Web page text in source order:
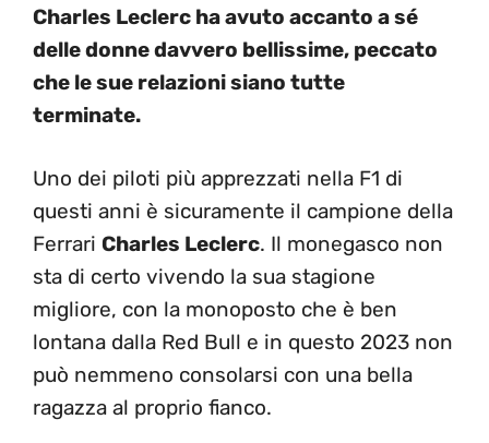
Charles Leclerc ha avuto accanto a sé
delle donne davvero bellissime, peccato
che le sue relazioni siano tutte
terminate.
Uno dei piloti più apprezzati nella F1 di
questi anni è sicuramente il campione della
Ferrari Charles Leclerc. Il monegasco non
sta di certo vivendo la sua stagione
migliore, con la monoposto che è ben
lontana dalla Red Bull e in questo 2023 non
può nemmeno consolarsi con una bella
ragazza al proprio fianco.